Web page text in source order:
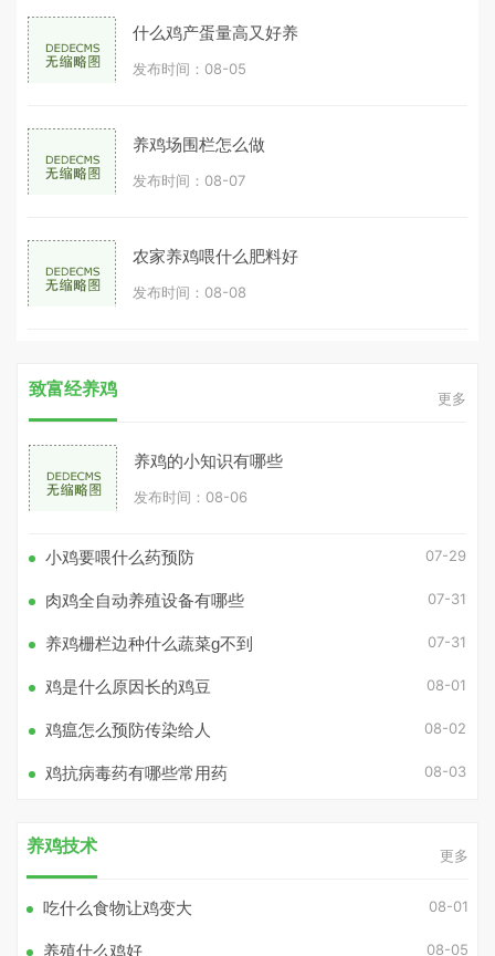
什么鸡产蛋量高又好养
发布时间：08-05
养鸡场围栏怎么做
发布时间：08-07
农家养鸡喂什么肥料好
发布时间：08-08
致富经养鸡 更多
养鸡的小知识有哪些
发布时间：08-06
小鸡要喂什么药预防 07-29
肉鸡全自动养殖设备有哪些 07-31
养鸡栅栏边种什么蔬菜g不到 07-31
鸡是什么原因长的鸡豆 08-01
鸡瘟怎么预防传染给人 08-02
鸡抗病毒药有哪些常用药 08-03
养鸡技术 更多
吃什么食物让鸡变大 08-01
养殖什么鸡好 08-05